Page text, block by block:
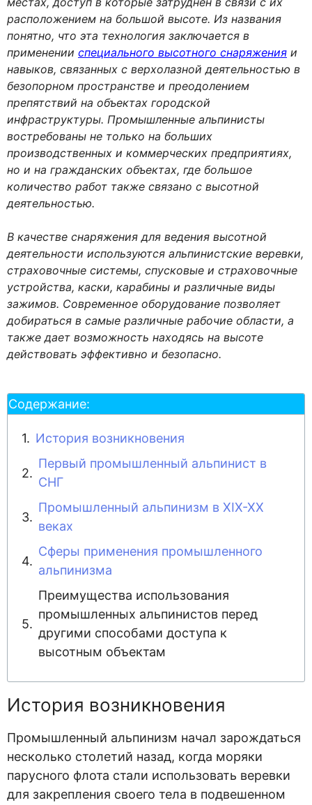
расположением на большой высоте. Из названия
понятно, что эта технология заключается в
применении специального высотного снаряжения и
навыков, связанных с верхолазной деятельностью в
безопорном пространстве и преодолением
препятствий на объектах городской
инфраструктуры. Промышленные альпинисты
востребованы не только на больших
производственных и коммерческих предприятиях,
но и на гражданских объектах, где большое
количество работ также связано с высотной
деятельностью.
В качестве снаряжения для ведения высотной
деятельности используются альпинистские веревки,
страховочные системы, спусковые и страховочные
устройства, каски, карабины и различные виды
зажимов. Современное оборудование позволяет
добираться в самые различные рабочие области, а
также дает возможность находясь на высоте
действовать эффективно и безопасно.
Содержание:
История возникновения
Первый промышленный альпинист в
СНГ
Промышленный альпинизм в XIX-XX
веках
Сферы применения промышленного
альпинизма
Преимущества использования
промышленных альпинистов перед
другими способами доступа к
высотным объектам
История возникновения
Промышленный альпинизм начал зарождаться
несколько столетий назад, когда моряки
парусного флота стали использовать веревки
для закрепления своего тела в подвешенном